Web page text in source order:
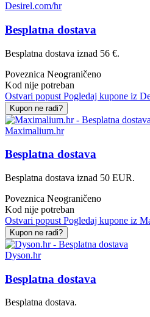
Desirel.com/hr
Besplatna dostava
Besplatna dostava iznad 56 €.
Poveznica Neograničeno
Kod nije potreban
Ostvari popust Pogledaj kupone iz
Kupon ne radi?
Maximalium.hr
Besplatna dostava
Besplatna dostava iznad 50 EUR.
Poveznica Neograničeno
Kod nije potreban
Ostvari popust Pogledaj kupone iz
Kupon ne radi?
Dyson.hr
Besplatna dostava
Besplatna dostava.